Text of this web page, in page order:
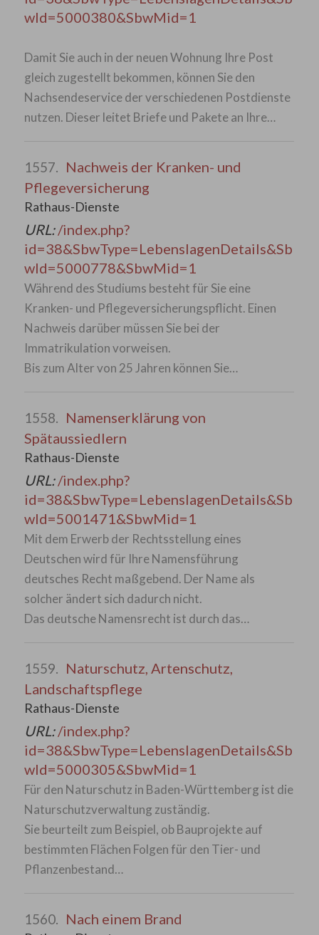
wId=5000380&SbwMid=1
Damit Sie auch in der neuen Wohnung Ihre Post
gleich zugestellt bekommen, können Sie den
Nachsendeservice der verschiedenen Postdienste
nutzen. Dieser leitet Briefe und Pakete an Ihre…
1557. Nachweis der Kranken- und
Pflegeversicherung
Rathaus-Dienste
URL:/index.php?
id=38&SbwType=LebenslagenDetails&Sb
wId=5000778&SbwMid=1
Während des Studiums besteht für Sie eine
Kranken- und Pflegeversicherungspflicht. Einen
Nachweis darüber müssen Sie bei der
Immatrikulation vorweisen.
Bis zum Alter von 25 Jahren können Sie…
1558. Namenserklärung von
Spätaussiedlern
Rathaus-Dienste
URL:/index.php?
id=38&SbwType=LebenslagenDetails&Sb
wId=5001471&SbwMid=1
Mit dem Erwerb der Rechtsstellung eines
Deutschen wird für Ihre Namensführung
deutsches Recht maßgebend. Der Name als
solcher ändert sich dadurch nicht.
Das deutsche Namensrecht ist durch das…
1559. Naturschutz, Artenschutz,
Landschaftspflege
Rathaus-Dienste
URL:/index.php?
id=38&SbwType=LebenslagenDetails&Sb
wId=5000305&SbwMid=1
Für den Naturschutz in Baden-Württemberg ist die
Naturschutzverwaltung zuständig.
Sie beurteilt zum Beispiel, ob Bauprojekte auf
bestimmten Flächen Folgen für den Tier- und
Pflanzenbestand…
1560. Nach einem Brand